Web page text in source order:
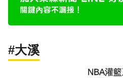
#大溪
NBA灌